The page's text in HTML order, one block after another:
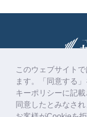
このウェブサイト
ます。「同意する
キーポリシーに記
同意したとみなされ
〒810-0004
福岡市中央